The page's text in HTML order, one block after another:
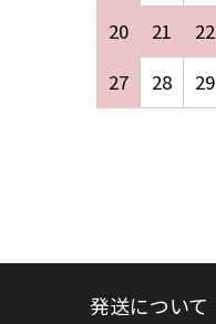
20
21 22
27
28 29
発送について